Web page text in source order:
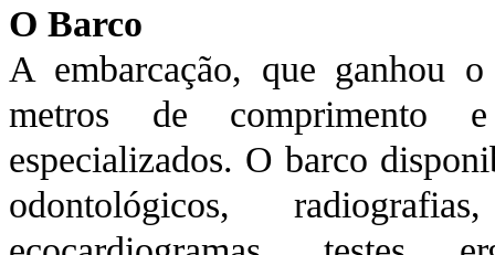
O Barco
A embarcação, que ganhou
metros de comprimento
especializados. O barco
odontológicos,